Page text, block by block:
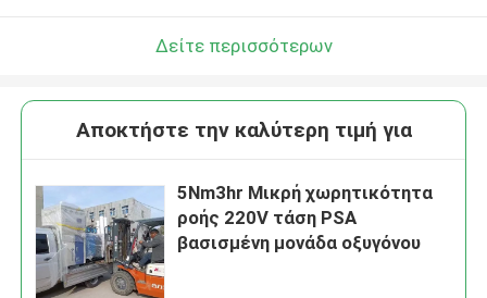
Δείτε περισσότερων
Αποκτήστε την καλύτερη τιμή για
5Nm3hr Μικρή χωρητικότητα
ροής 220V τάση PSA
βασισμένη μονάδα οξυγόνου